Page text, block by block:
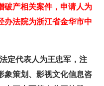
破产相关案件，申请人为
办法院为浙江省金华市中
定代表人为王忠军，注
象策划、影视文化信息咨